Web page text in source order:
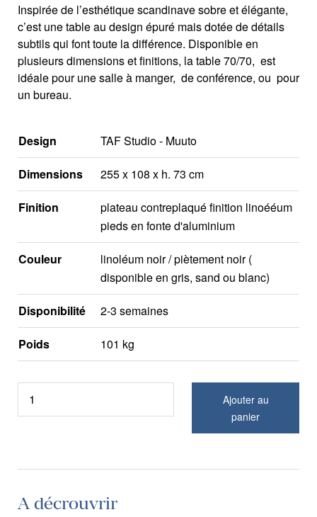
Inspirée de l’esthétique scandinave sobre et élégante,
c’est une table au design épuré mais dotée de détails
subtils qui font toute la différence. Disponible en
plusieurs dimensions et finitions, la table 70/70, est
idéale pour une salle à manger, de conférence, ou pour
un bureau.
Design TAF Studio - Muuto
Dimensions 255 x 108 x h. 73 cm
Finition
plateau contreplaqué finition linoééum
pieds en fonte d'aluminium
Couleur
linoléum noir / piètement noir (
disponible en gris, sand ou blanc)
Disponibilité 2-3 semaines
Poids 101 kg
Ajouter au
panier
A décrouvrir